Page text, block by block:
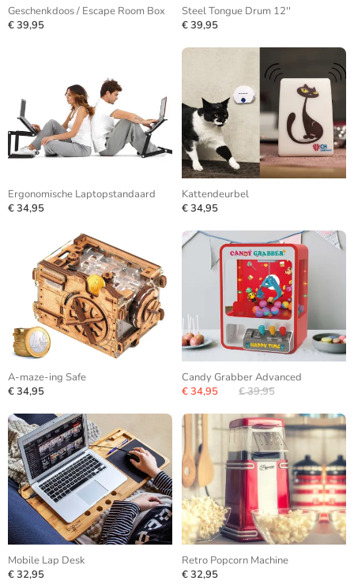
Geschenkdoos / Escape Room Box
€ 39,95
Steel Tongue Drum 12''
€ 39,95
Ergonomische Laptopstandaard
€ 34,95
Kattendeurbel
€ 34,95
A-maze-ing Safe
€ 34,95
Candy Grabber Advanced
€ 34,95
€ 39,95
Mobile Lap Desk
€ 32,95
Retro Popcorn Machine
€ 32,95